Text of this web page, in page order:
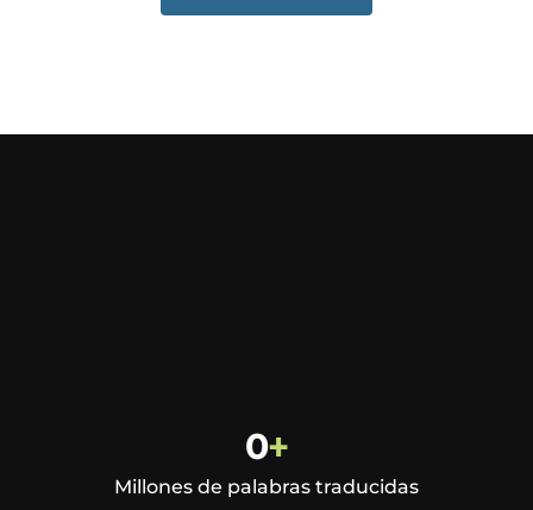
0+
Millones de palabras traducidas